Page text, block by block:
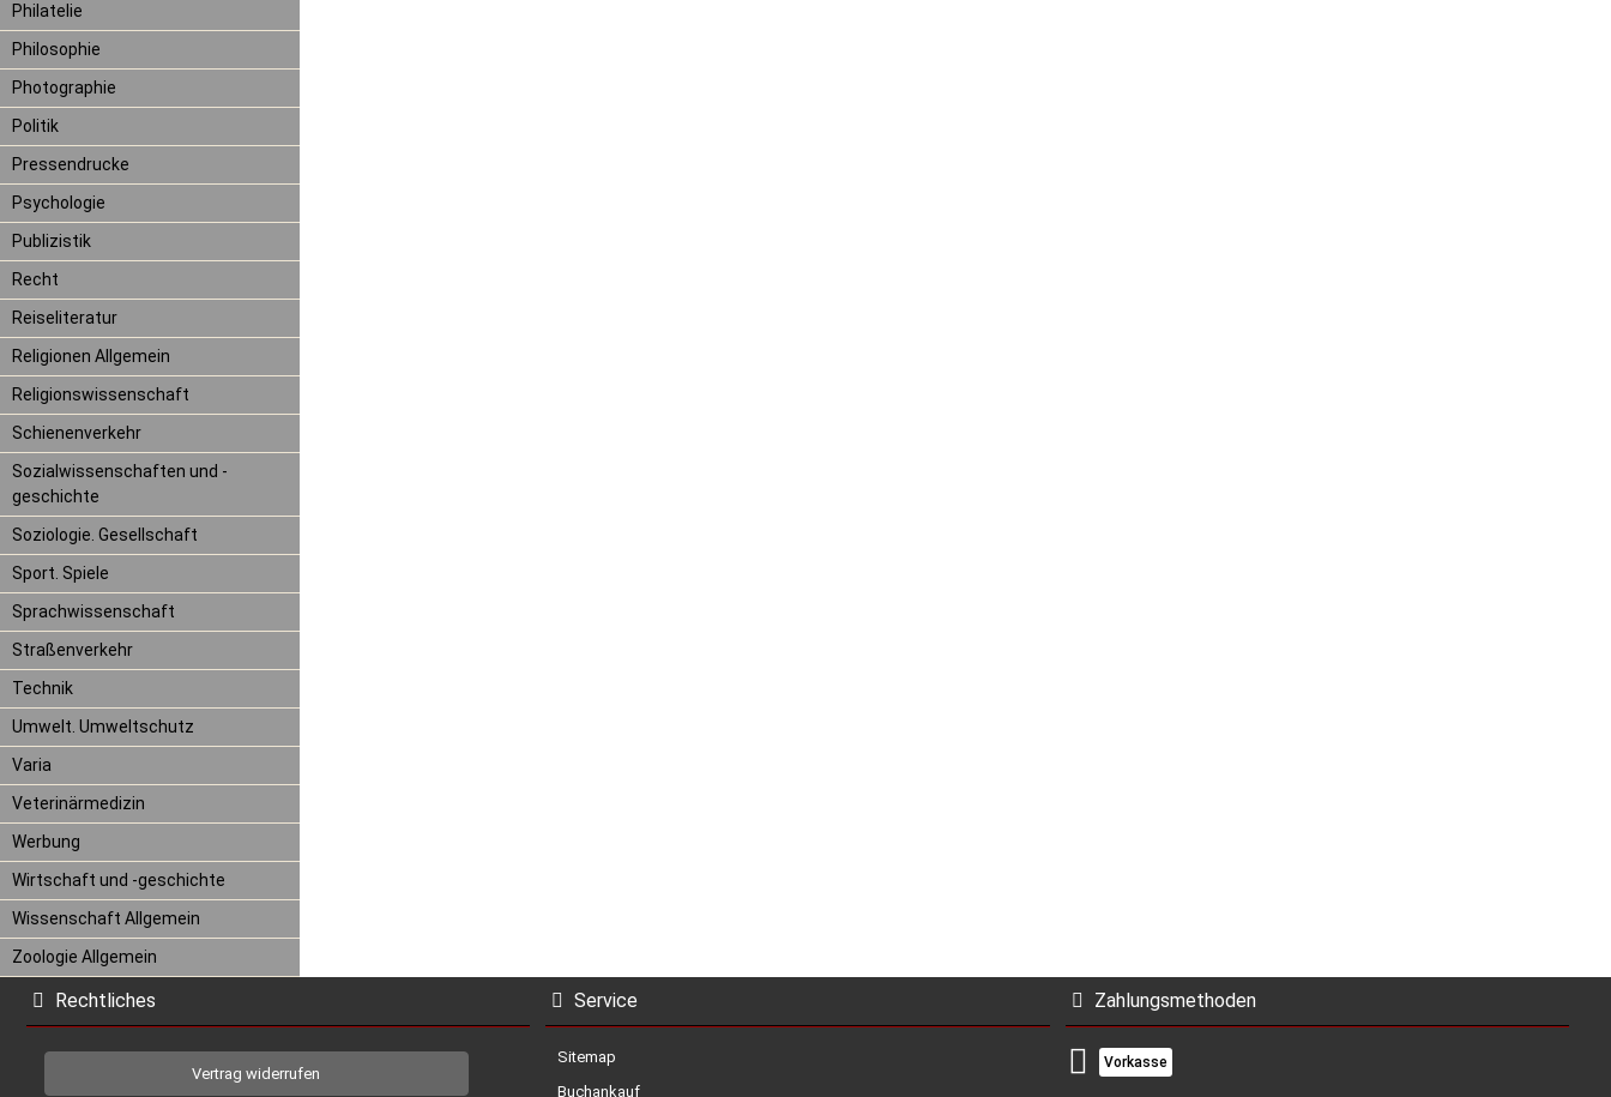
Philatelie
Philosophie
Photographie
Politik
Pressendrucke
Psychologie
Publizistik
Recht
Reiseliteratur
Religionen Allgemein
Religionswissenschaft
Schienenverkehr
Sozialwissenschaften und -
geschichte
Soziologie. Gesellschaft
Sport. Spiele
Sprachwissenschaft
Straßenverkehr
Technik
Umwelt. Umweltschutz
Varia
Veterinärmedizin
Werbung
Wirtschaft und -geschichte
Wissenschaft Allgemein
Zoologie Allgemein
Rechtliches
Vertrag widerrufen
Service
Sitemap
Buchankauf
Zahlungsmethoden
Vorkasse